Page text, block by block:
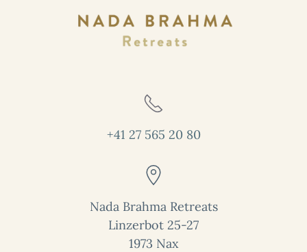
+41 27 565 20 80
Nada Brahma Retreats
Linzerbot 25-27
1973 Nax